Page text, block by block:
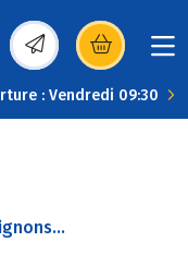
(s’ouvre dans une
: Vendredi 09:30